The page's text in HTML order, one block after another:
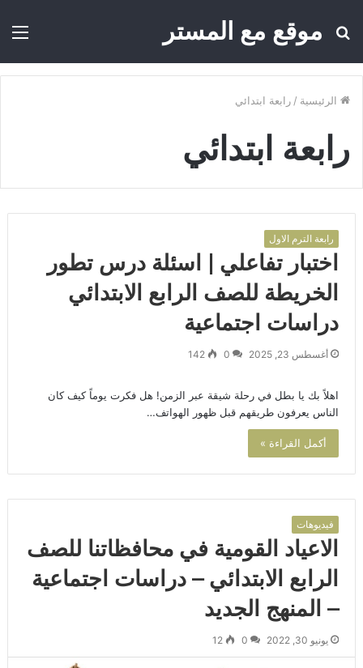
موقع مع المستر
بحث
الرئيسية / رابعة ابتدائي
رابعة ابتدائي
رابعة الترم الاول
اختبار تفاعلي | اسئلة درس تطور
الخريطة للصف الرابع الابتدائي
دراسات اجتماعية
أغسطس 23, 2025 0
142
اهلاً بك يا بطل في رحلة شيقة عبر الزمن! هل فكرت يوماً كيف كان
الناس يعرفون طريقهم قبل ظهور الهواتف…
أكمل القراءة »
فيديوهات
الاعياد القومية في محافظاتنا للصف
الرابع الابتدائي – دراسات اجتماعية
– المنهج الجديد
يونيو 30, 2022 0
12